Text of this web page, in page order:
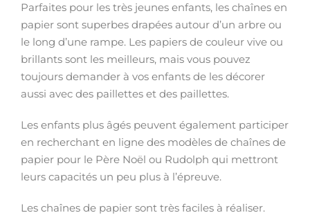
Parfaites pour les très jeunes enfants, les chaînes en
papier sont superbes drapées autour d’un arbre ou
le long d’une rampe. Les papiers de couleur vive ou
brillants sont les meilleurs, mais vous pouvez
toujours demander à vos enfants de les décorer
aussi avec des paillettes et des paillettes.
Les enfants plus âgés peuvent également participer
en recherchant en ligne des modèles de chaînes de
papier pour le Père Noël ou Rudolph qui mettront
leurs capacités un peu plus à l’épreuve.
Les chaînes de papier sont très faciles à réaliser.